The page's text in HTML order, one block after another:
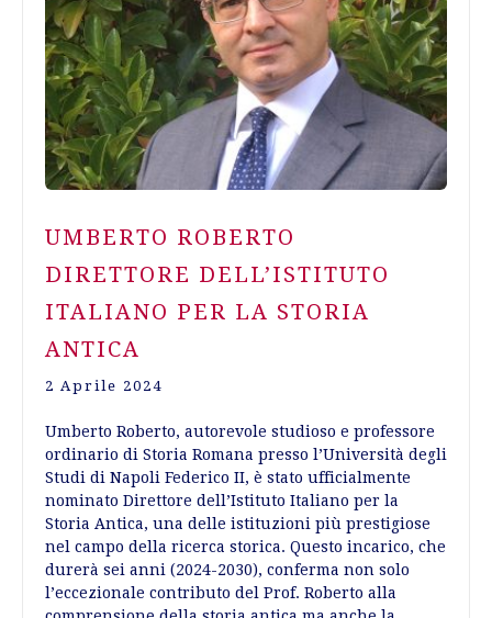
UMBERTO ROBERTO
DIRETTORE DELL’ISTITUTO
ITALIANO PER LA STORIA
ANTICA
2 Aprile 2024
Umberto Roberto, autorevole studioso e professore
ordinario di Storia Romana presso l’Università degli
Studi di Napoli Federico II, è stato ufficialmente
nominato Direttore dell’Istituto Italiano per la
Storia Antica, una delle istituzioni più prestigiose
nel campo della ricerca storica. Questo incarico, che
durerà sei anni (2024-2030), conferma non solo
l’eccezionale contributo del Prof. Roberto alla